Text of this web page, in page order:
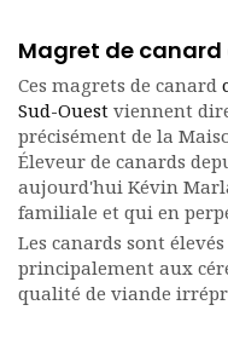
Magret de
Ces magrets de canard
Sud-Ouest viennent
précisément de la
Éleveur de canards
aujourd'hui Kévin
familiale et qui en
Les canards sont
principalement aux
qualité de viande